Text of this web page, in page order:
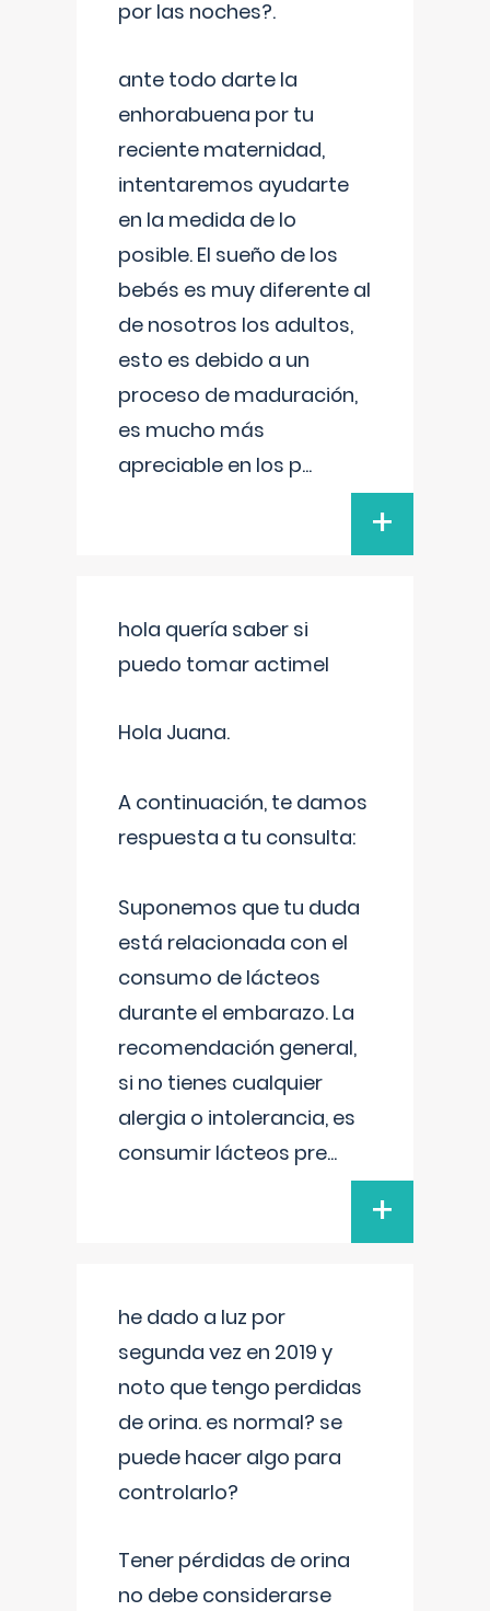
por las noches?.
ante todo darte la
enhorabuena por tu
reciente maternidad,
intentaremos ayudarte
en la medida de lo
posible. El sueño de los
bebés es muy diferente al
de nosotros los adultos,
esto es debido a un
proceso de maduración,
es mucho más
apreciable en los p...
+
hola quería saber si
puedo tomar actimel
Hola Juana.
A continuación, te damos
respuesta a tu consulta:
Suponemos que tu duda
está relacionada con el
consumo de lácteos
durante el embarazo. La
recomendación general,
si no tienes cualquier
alergia o intolerancia, es
consumir lácteos pre...
+
he dado a luz por
segunda vez en 2019 y
noto que tengo perdidas
de orina. es normal? se
puede hacer algo para
controlarlo?
Tener pérdidas de orina
no debe considerarse